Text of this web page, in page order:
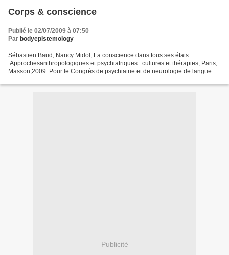
Corps & conscience
Publié le 02/07/2009 à 07:50
Par bodyepistemology
Sébastien Baud, Nancy Midol, La conscience dans tous ses états
:Approchesanthropologiques et psychiatriques : cultures et thérapies, Paris,
Masson,2009. Pour le Congrès de psychiatrie et de neurologie de langue
Publicité